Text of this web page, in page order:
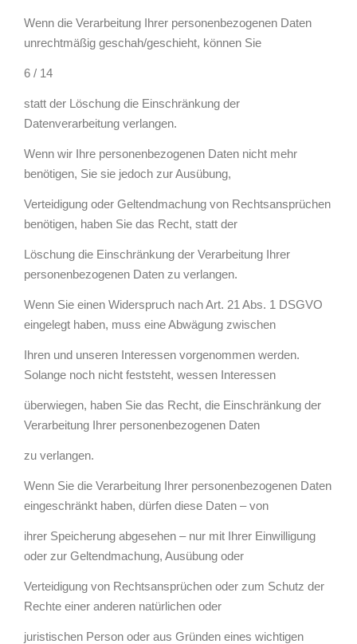
Wenn die Verarbeitung Ihrer personenbezogenen Daten
unrechtmäßig geschah/geschieht, können Sie
6 / 14
statt der Löschung die Einschränkung der
Datenverarbeitung verlangen.
Wenn wir Ihre personenbezogenen Daten nicht mehr
benötigen, Sie sie jedoch zur Ausübung,
Verteidigung oder Geltendmachung von Rechtsansprüchen
benötigen, haben Sie das Recht, statt der
Löschung die Einschränkung der Verarbeitung Ihrer
personenbezogenen Daten zu verlangen.
Wenn Sie einen Widerspruch nach Art. 21 Abs. 1 DSGVO
eingelegt haben, muss eine Abwägung zwischen
Ihren und unseren Interessen vorgenommen werden.
Solange noch nicht feststeht, wessen Interessen
überwiegen, haben Sie das Recht, die Einschränkung der
Verarbeitung Ihrer personenbezogenen Daten
zu verlangen.
Wenn Sie die Verarbeitung Ihrer personenbezogenen Daten
eingeschränkt haben, dürfen diese Daten – von
ihrer Speicherung abgesehen – nur mit Ihrer Einwilligung
oder zur Geltendmachung, Ausübung oder
Verteidigung von Rechtsansprüchen oder zum Schutz der
Rechte einer anderen natürlichen oder
juristischen Person oder aus Gründen eines wichtigen